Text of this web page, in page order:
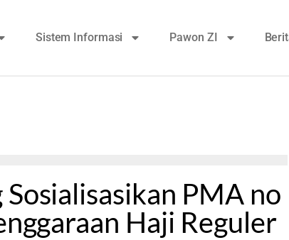
Sistem Informasi Pawon ZI
PMA no
Haji Reguler